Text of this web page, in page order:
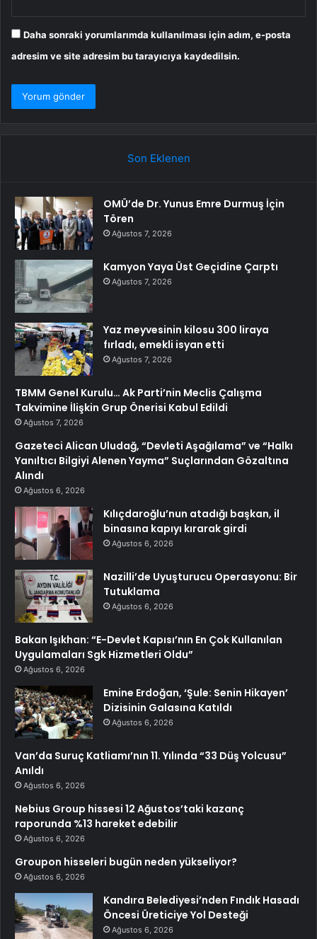
Daha sonraki yorumlarımda kullanılması için adım, e-posta
adresim ve site adresim bu tarayıcıya kaydedilsin.
Son Eklenen
OMÜ’de Dr. Yunus Emre Durmuş İçin
Tören
Ağustos 7, 2026
Kamyon Yaya Üst Geçidine Çarptı
Ağustos 7, 2026
Yaz meyvesinin kilosu 300 liraya
fırladı, emekli isyan etti
Ağustos 7, 2026
TBMM Genel Kurulu… Ak Parti’nin Meclis Çalışma
Takvimine İlişkin Grup Önerisi Kabul Edildi
Ağustos 7, 2026
Gazeteci Alican Uludağ, “Devleti Aşağılama” ve “Halkı
Yanıltıcı Bilgiyi Alenen Yayma” Suçlarından Gözaltına
Alındı
Ağustos 6, 2026
Kılıçdaroğlu’nun atadığı başkan, il
binasına kapıyı kırarak girdi
Ağustos 6, 2026
Nazilli’de Uyuşturucu Operasyonu: Bir
Tutuklama
Ağustos 6, 2026
Bakan Işıkhan: “E-Devlet Kapısı’nın En Çok Kullanılan
Uygulamaları Sgk Hizmetleri Oldu”
Ağustos 6, 2026
Emine Erdoğan, ‘Şule: Senin Hikayen’
Dizisinin Galasına Katıldı
Ağustos 6, 2026
Van’da Suruç Katliamı’nın 11. Yılında “33 Düş Yolcusu”
Anıldı
Ağustos 6, 2026
Nebius Group hissesi 12 Ağustos’taki kazanç
raporunda %13 hareket edebilir
Ağustos 6, 2026
Groupon hisseleri bugün neden yükseliyor?
Ağustos 6, 2026
Kandıra Belediyesi’nden Fındık Hasadı
Öncesi Üreticiye Yol Desteği
Ağustos 6, 2026